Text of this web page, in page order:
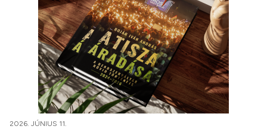
2026. JÚNIUS 11.